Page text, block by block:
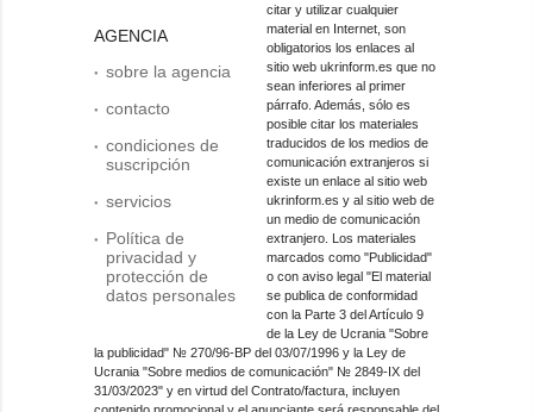
AGENCIA
sobre la agencia
contacto
condiciones de
suscripción
servicios
Política de
privacidad y
protección de
datos personales
citar y utilizar cualquier
material en Internet, son
obligatorios los enlaces al
sitio web ukrinform.es que no
sean inferiores al primer
párrafo. Además, sólo es
posible citar los materiales
traducidos de los medios de
comunicación extranjeros si
existe un enlace al sitio web
ukrinform.es y al sitio web de
un medio de comunicación
extranjero. Los materiales
marcados como "Publicidad"
o con aviso legal "El material
se publica de conformidad
con la Parte 3 del Artículo 9
de la Ley de Ucrania "Sobre
la publicidad" № 270/96-ВР del 03/07/1996 y la Ley de
Ucrania "Sobre medios de comunicación" № 2849-IX del
31/03/2023" y en virtud del Contrato/factura, incluyen
contenido promocional y el anunciante será responsable del